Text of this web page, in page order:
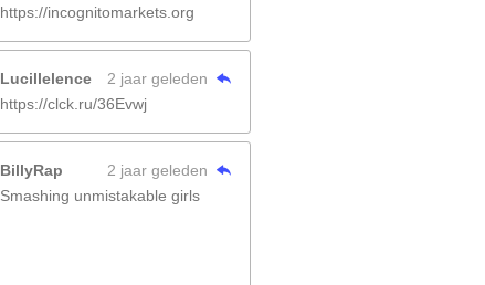
https://incognitomarkets.org
Lucillelence
2 jaar geleden
https://clck.ru/36Evwj
BillyRap
2 jaar geleden
Smashing unmistakable girls